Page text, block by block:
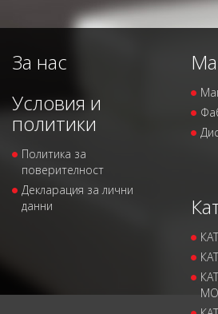
За нас
Условия и
политики
Политика за
поверителност
Декларация за лични
данни